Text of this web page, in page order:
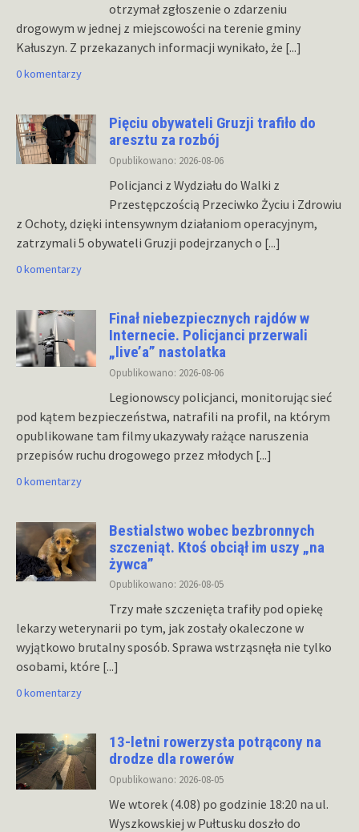
otrzymał zgłoszenie o zdarzeniu
drogowym w jednej z miejscowości na terenie gminy
Kałuszyn. Z przekazanych informacji wynikało, że [...]
0 komentarzy
Pięciu obywateli Gruzji trafiło do
aresztu za rozbój
Opublikowano: 2026-08-06
Policjanci z Wydziału do Walki z
Przestępczością Przeciwko Życiu i Zdrowiu
z Ochoty, dzięki intensywnym działaniom operacyjnym,
zatrzymali 5 obywateli Gruzji podejrzanych o [...]
0 komentarzy
Finał niebezpiecznych rajdów w
Internecie. Policjanci przerwali
„live’a” nastolatka
Opublikowano: 2026-08-06
Legionowscy policjanci, monitorując sieć
pod kątem bezpieczeństwa, natrafili na profil, na którym
opublikowane tam filmy ukazywały rażące naruszenia
przepisów ruchu drogowego przez młodych [...]
0 komentarzy
Bestialstwo wobec bezbronnych
szczeniąt. Ktoś obciął im uszy „na
żywca”
Opublikowano: 2026-08-05
Trzy małe szczenięta trafiły pod opiekę
lekarzy weterynarii po tym, jak zostały okaleczone w
wyjątkowo brutalny sposób. Sprawa wstrząsnęła nie tylko
osobami, które [...]
0 komentarzy
13-letni rowerzysta potrącony na
drodze dla rowerów
Opublikowano: 2026-08-05
We wtorek (4.08) po godzinie 18:20 na ul.
Wyszkowskiej w Pułtusku doszło do